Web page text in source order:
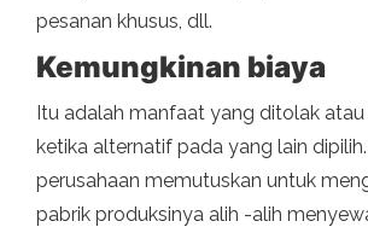
pesanan khusus, dll.
Kemungkinan biaya
Itu adalah manfaat yang ditolak atau
ketika alternatif pada yang lain
perusahaan memutuskan untuk
pabrik produksinya alih -alih